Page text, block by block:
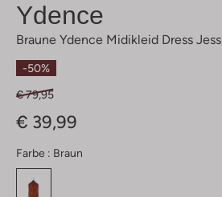
Ydence
Braune Ydence Midikleid Dress Jess
-50%
€ 79,95
€ 39,99
Farbe : Braun